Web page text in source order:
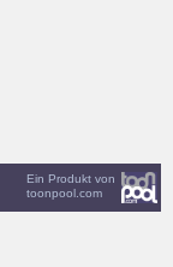
Ein Produkt von
toonpool.com